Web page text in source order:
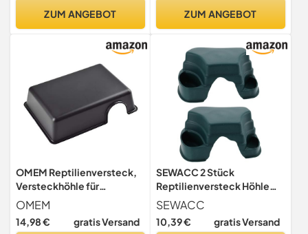
ZUM ANGEBOT
Eingangsloch
ZUM ANGEBOT
OMEM Reptilienversteck,
Versteckhöhle für
Kleintiere
OMEM
14,98 € gratis Versand
SEWACC 2 Stück
Reptilienversteck Höhle
mit Futter Wassernapf
Multifunktionale
Versteckhöhle für
SEWACC
10,39 € gratis Versand